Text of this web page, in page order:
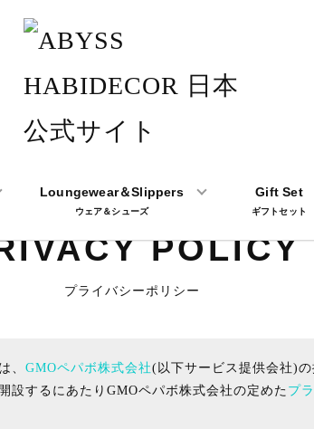
Loungewear＆Slippers
ウェア＆シューズ
Gift Set
ギフトセット
POLICY
プライバシーポリシー
、 GMOペパボ株式会社(以下サービス提供会社)
設するにあたりGMOペパボ株式会社の定めた プ